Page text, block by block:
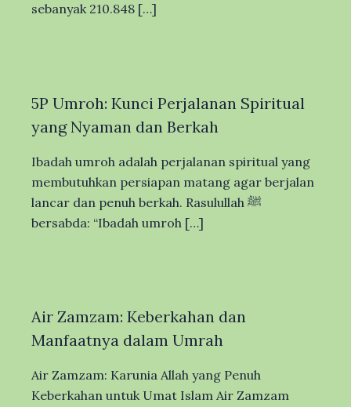
sebanyak 210.848 […]
5P Umroh: Kunci Perjalanan Spiritual
yang Nyaman dan Berkah
Ibadah umroh adalah perjalanan spiritual yang
membutuhkan persiapan matang agar berjalan
lancar dan penuh berkah. Rasulullah ﷺ
bersabda: “Ibadah umroh […]
Air Zamzam: Keberkahan dan
Manfaatnya dalam Umrah
Air Zamzam: Karunia Allah yang Penuh
Keberkahan untuk Umat Islam Air Zamzam